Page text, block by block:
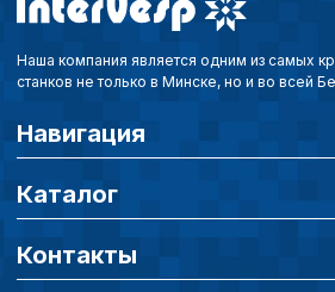
Наша компания является одним из самых
станков не только в Минске, но и во всей
Навигация
Каталог
Контакты